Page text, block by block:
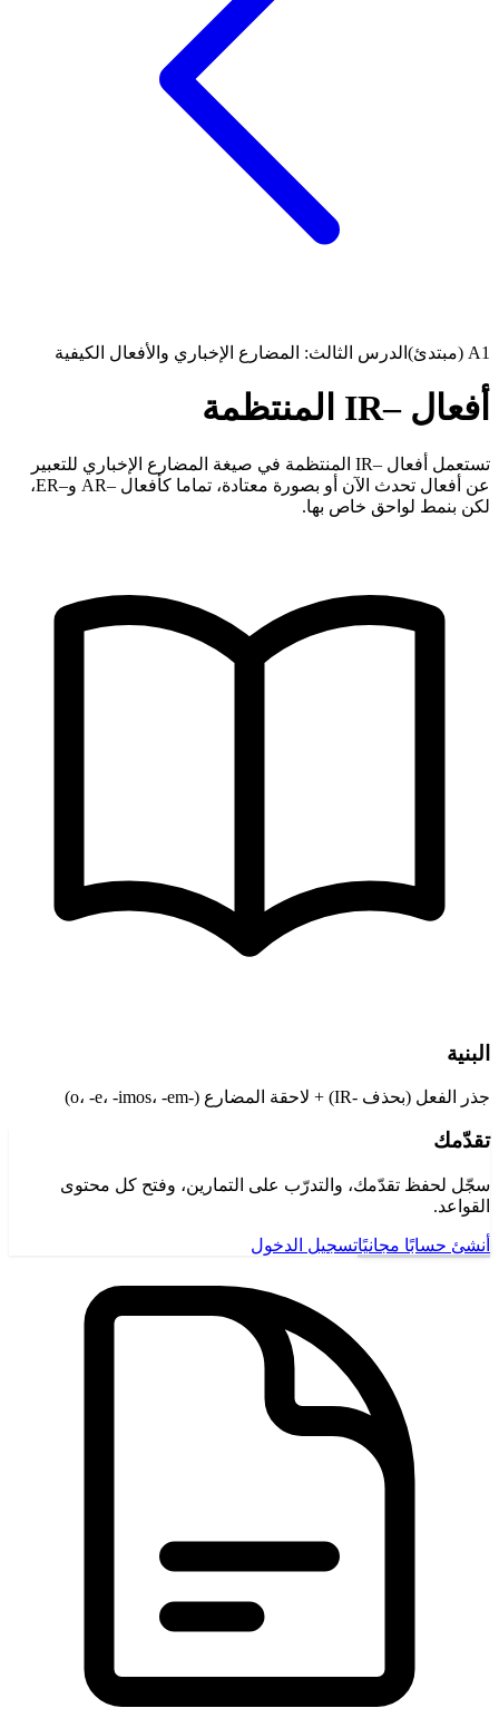
A1 (مبتدئ) الدرس الثالث: المضارع الإخباري والأفعال الكيفية
أفعال –IR المنتظمة
تستعمل أفعال –IR المنتظمة في صيغة المضارع الإخباري للتعبير
عن أفعال تحدث الآن أو بصورة معتادة، تماما كأفعال –AR و–ER،
لكن بنمط لواحق خاص بها.
البنية
جذر الفعل (بحذف -IR) + لاحقة المضارع (-o، -e، -imos، -em)
تقدّمك
سجّل لحفظ تقدّمك، والتدرّب على التمارين، وفتح كل محتوى
القواعد.
أنشئ حسابًا مجانيًاتسجيل الدخول